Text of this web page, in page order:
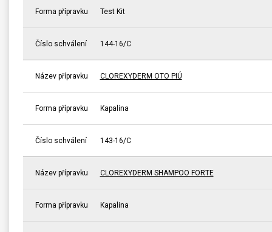
Forma přípravku Test Kit
Číslo schválení 144-16/C
Název přípravku CLOREXYDERM OTO PIÚ
Forma přípravku Kapalina
Číslo schválení 143-16/C
Název přípravku CLOREXYDERM SHAMPOO FORTE
Forma přípravku Kapalina